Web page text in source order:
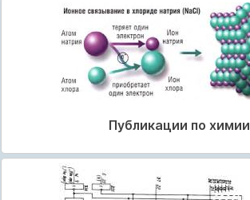
Публикации по химии